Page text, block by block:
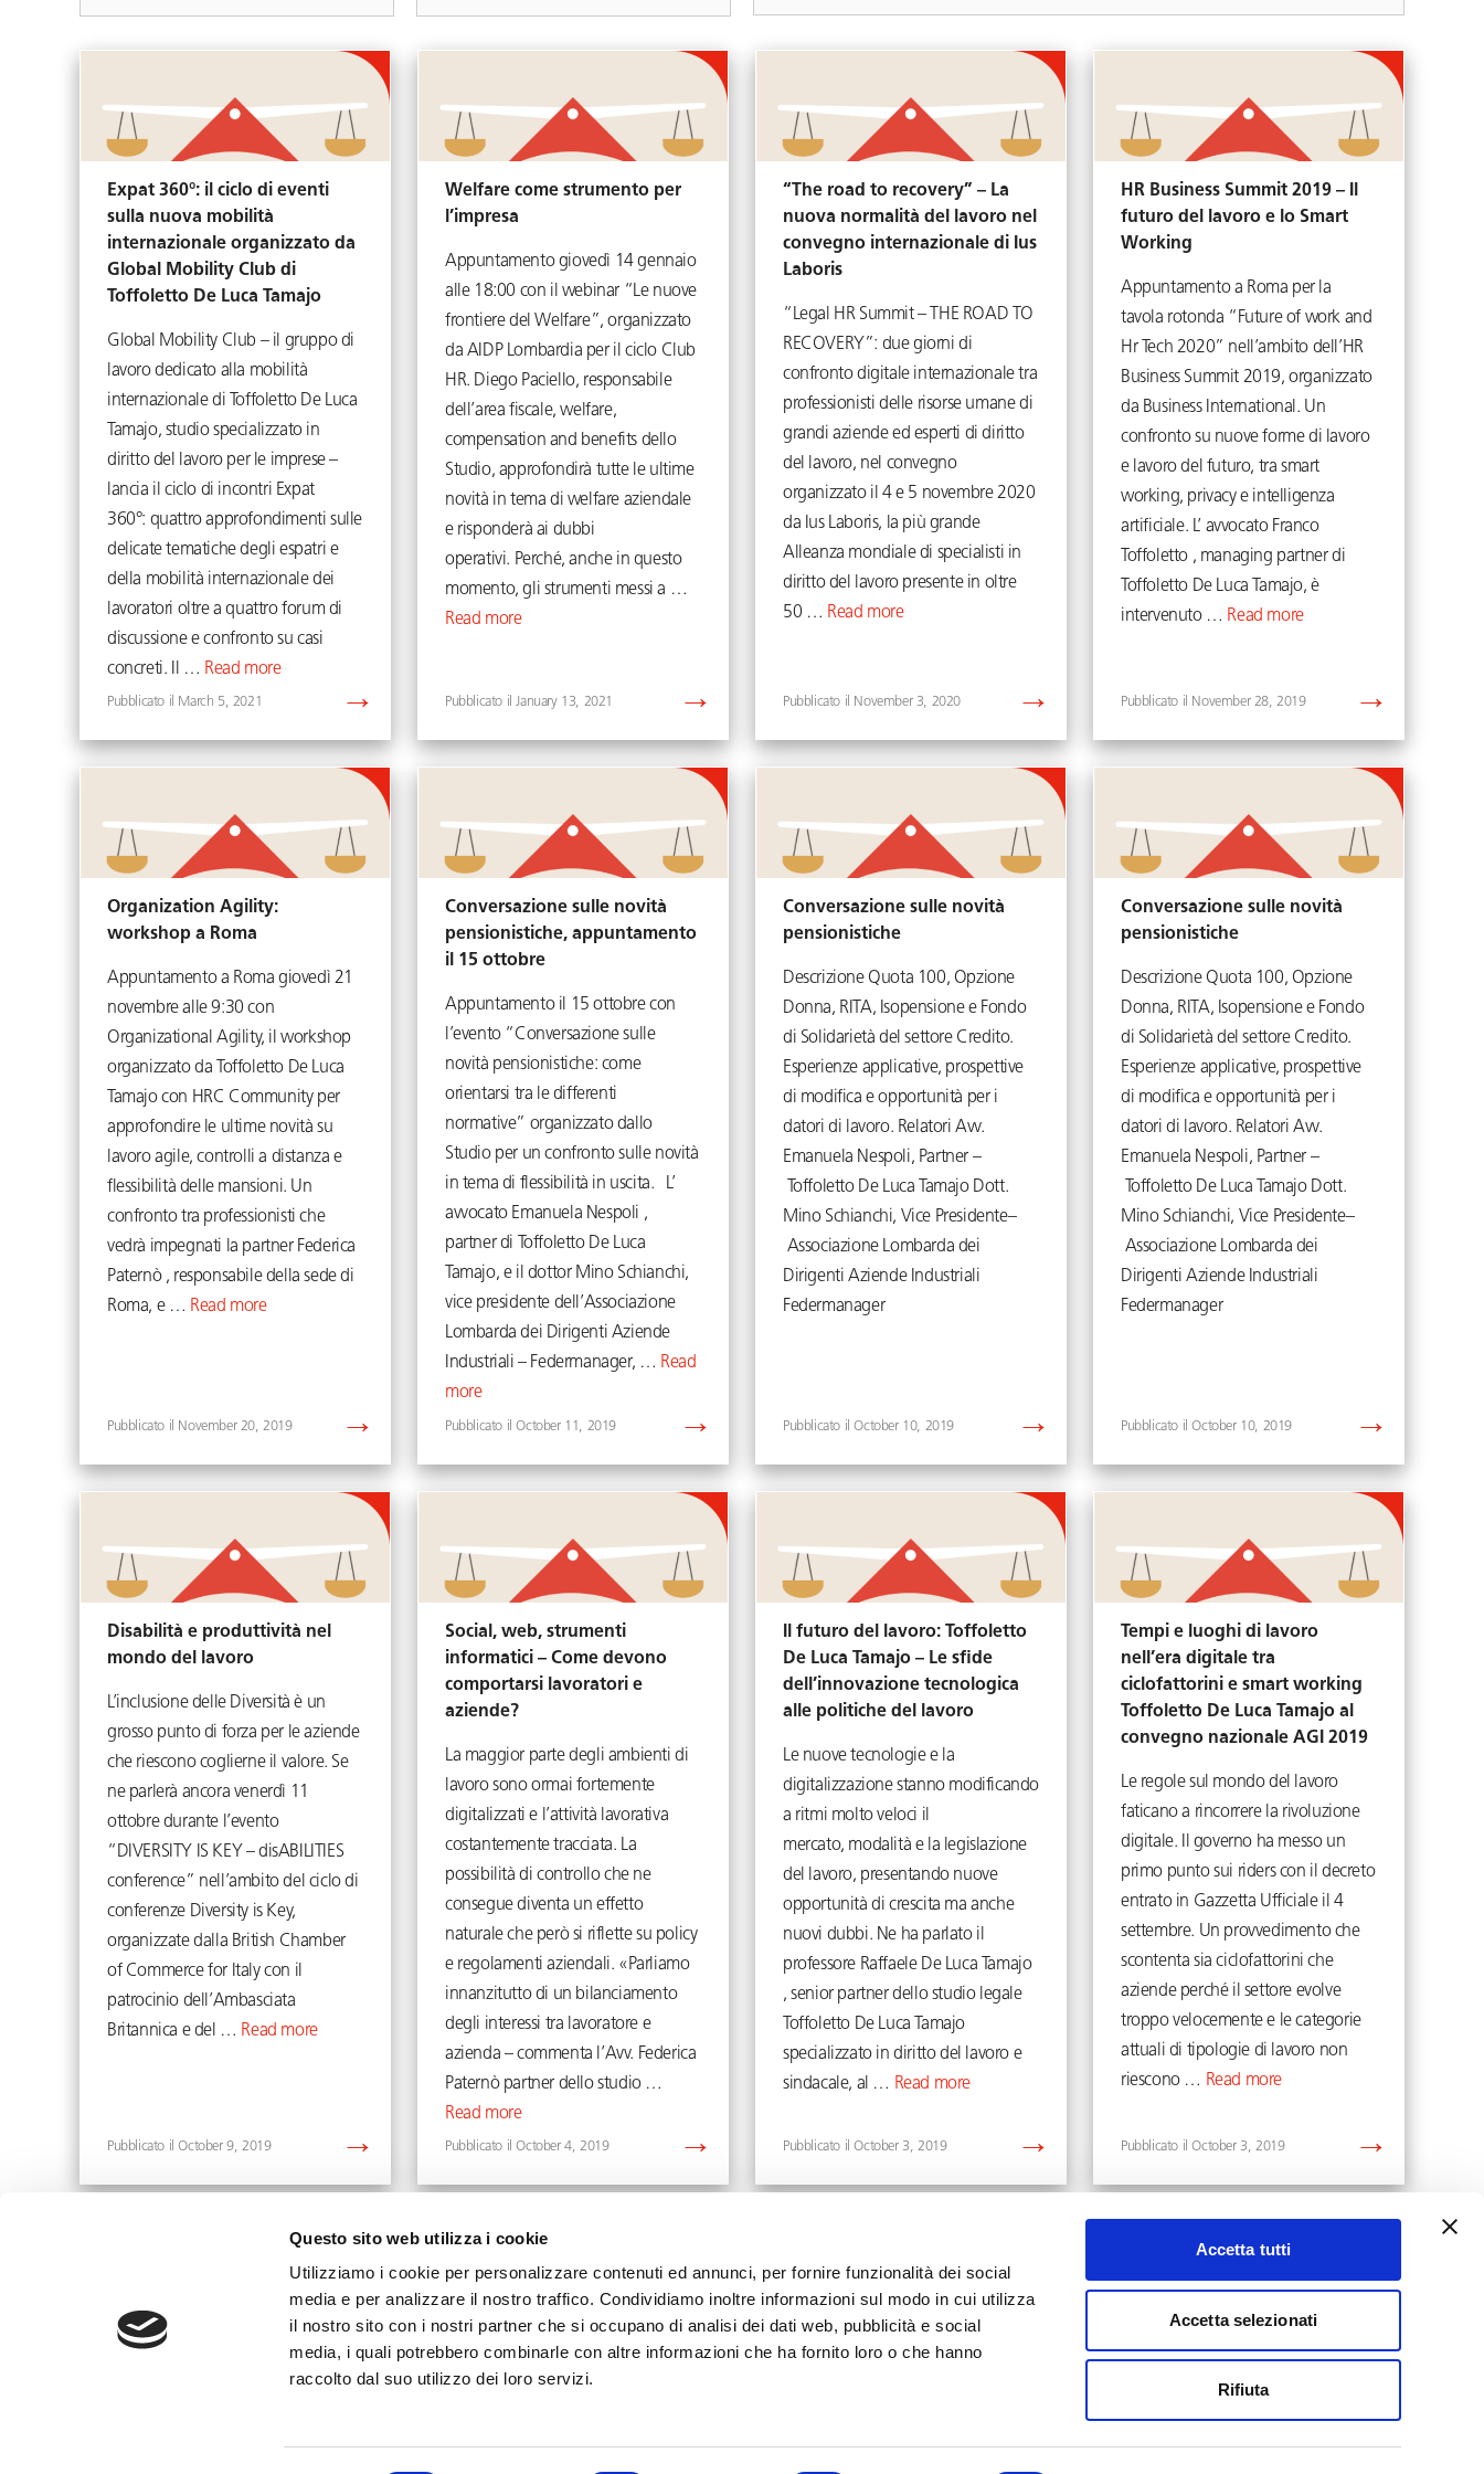
Questo sito web utilizza i cookie
Utilizziamo i cookie per personalizzare contenuti ed annunci, per fornire funzionalità dei social
media e per analizzare il nostro traffico. Condividiamo inoltre informazioni sul modo in cui utilizza
il nostro sito con i nostri partner che si occupano di analisi dei dati web, pubblicità e social
media, i quali potrebbero combinarle con altre informazioni che ha fornito loro o che hanno
raccolto dal suo utilizzo dei loro servizi.
Accetta tutti
Accetta selezionati
Rifiuta
Expat 360°: il ciclo di eventi
sulla nuova mobilità
internazionale organizzato da
Global Mobility Club di
Toffoletto De Luca Tamajo
Global Mobility Club – il gruppo di
lavoro dedicato alla mobilità
internazionale di Toffoletto De Luca
Tamajo, studio specializzato in
diritto del lavoro per le imprese –
lancia il ciclo di incontri Expat
360°: quattro approfondimenti sulle
delicate tematiche degli espatri e
della mobilità internazionale dei
lavoratori oltre a quattro forum di
discussione e confronto su casi
concreti. Il … Read more
March 5, 2021
Welfare come strumento per
l’impresa
Appuntamento giovedì 14 gennaio
alle 18:00 con il webinar “Le nuove
frontiere del Welfare”, organizzato
da AIDP Lombardia per il ciclo Club
HR. Diego Paciello, responsabile
dell’area fiscale, welfare,
compensation and benefits dello
Studio, approfondirà tutte le ultime
novità in tema di welfare aziendale
e risponderà ai dubbi
operativi. Perché, anche in questo
momento, gli strumenti messi a …
Read more
January 13, 2021
“The road to recovery” – La
nuova normalità del lavoro nel
convegno internazionale di Ius
Laboris
“Legal HR Summit – THE ROAD TO
RECOVERY”: due giorni di
confronto digitale internazionale tra
professionisti delle risorse umane di
grandi aziende ed esperti di diritto
del lavoro, nel convegno
organizzato il 4 e 5 novembre 2020
da Ius Laboris, la più grande
Alleanza mondiale di specialisti in
diritto del lavoro presente in oltre
50 … Read more
November 3, 2020
HR Business Summit 2019 – Il
futuro del lavoro e lo Smart
Working
Appuntamento a Roma per la
tavola rotonda “Future of work and
Hr Tech 2020” nell’ambito dell’HR
Business Summit 2019, organizzato
da Business International. Un
confronto su nuove forme di lavoro
e lavoro del futuro, tra smart
working, privacy e intelligenza
artificiale. L’ avvocato Franco
Toffoletto , managing partner di
Toffoletto De Luca Tamajo, è
intervenuto … Read more
November 28, 2019
Organization Agility:
workshop a Roma
Appuntamento a Roma giovedì 21
novembre alle 9:30 con
Organizational Agility, il workshop
organizzato da Toffoletto De Luca
Tamajo con HRC Community per
approfondire le ultime novità su
lavoro agile, controlli a distanza e
flessibilità delle mansioni. Un
confronto tra professionisti che
vedrà impegnati la partner Federica
Paternò , responsabile della sede di
Roma, e … Read more
November 20, 2019
Conversazione sulle novità
pensionistiche, appuntamento
il 15 ottobre
Appuntamento il 15 ottobre con
l’evento “Conversazione sulle
novità pensionistiche: come
orientarsi tra le differenti
normative” organizzato dallo
Studio per un confronto sulle novità
in tema di flessibilità in uscita. L’
avvocato Emanuela Nespoli ,
partner di Toffoletto De Luca
Tamajo, e il dottor Mino Schianchi,
vice presidente dell’Associazione
Lombarda dei Dirigenti Aziende
Industriali – Federmanager, … Read
more
October 11, 2019
Conversazione sulle novità
pensionistiche
Descrizione Quota 100, Opzione
Donna, RITA, Isopensione e Fondo
di Solidarietà del settore Credito.
Esperienze applicative, prospettive
di modifica e opportunità per i
datori di lavoro. Relatori Avv.
Emanuela Nespoli, Partner –
Toffoletto De Luca Tamajo Dott.
Mino Schianchi, Vice Presidente–
Associazione Lombarda dei
Dirigenti Aziende Industriali
Federmanager
October 10, 2019
Conversazione sulle novità
pensionistiche
Descrizione Quota 100, Opzione
Donna, RITA, Isopensione e Fondo
di Solidarietà del settore Credito.
Esperienze applicative, prospettive
di modifica e opportunità per i
datori di lavoro. Relatori Avv.
Emanuela Nespoli, Partner –
Toffoletto De Luca Tamajo Dott.
Mino Schianchi, Vice Presidente–
Associazione Lombarda dei
Dirigenti Aziende Industriali
Federmanager
October 10, 2019
Disabilità e produttività nel
mondo del lavoro
L’inclusione delle Diversità è un
grosso punto di forza per le aziende
che riescono coglierne il valore. Se
ne parlerà ancora venerdì 11
ottobre durante l’evento
“DIVERSITY IS KEY – disABILITIES
conference” nell’ambito del ciclo di
conferenze Diversity is Key,
organizzate dalla British Chamber
of Commerce for Italy con il
patrocinio dell’Ambasciata
Britannica e del … Read more
October 9, 2019
Social, web, strumenti
informatici – Come devono
comportarsi lavoratori e
aziende?
La maggior parte degli ambienti di
lavoro sono ormai fortemente
digitalizzati e l’attività lavorativa
costantemente tracciata. La
possibilità di controllo che ne
consegue diventa un effetto
naturale che però si riflette su policy
e regolamenti aziendali. «Parliamo
innanzitutto di un bilanciamento
degli interessi tra lavoratore e
azienda – commenta l’Avv. Federica
Paternò partner dello studio …
Read more
October 4, 2019
Il futuro del lavoro: Toffoletto
De Luca Tamajo – Le sfide
dell’innovazione tecnologica
alle politiche del lavoro
Le nuove tecnologie e la
digitalizzazione stanno modificando
a ritmi molto veloci il
mercato, modalità e la legislazione
del lavoro, presentando nuove
opportunità di crescita ma anche
nuovi dubbi. Ne ha parlato il
professore Raffaele De Luca Tamajo
, senior partner dello studio legale
Toffoletto De Luca Tamajo
specializzato in diritto del lavoro e
sindacale, al … Read more
October 3, 2019
Tempi e luoghi di lavoro
nell’era digitale tra
ciclofattorini e smart working
Toffoletto De Luca Tamajo al
convegno nazionale AGI 2019
Le regole sul mondo del lavoro
faticano a rincorrere la rivoluzione
digitale. Il governo ha messo un
primo punto sui riders con il decreto
entrato in Gazzetta Ufficiale il 4
settembre. Un provvedimento che
scontenta sia ciclofattorini che
aziende perché il settore evolve
troppo velocemente e le categorie
attuali di tipologie di lavoro non
riescono … Read more
October 3, 2019
info@toffolettodeluca.it Privacy Cookie Legal Notes YouTube
LinkedIn